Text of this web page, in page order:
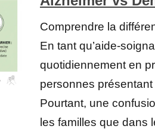
Comprendre la
En tant qu’aide-
quotidiennement en
personnes
Pourtant, une
les familles que dans